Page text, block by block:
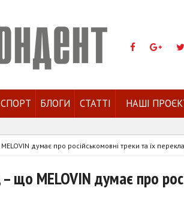
СПОРТ БЛОГИ СТАТТІ НАШІ
думає про російськомовні треки та їх
MELOVIN думає про